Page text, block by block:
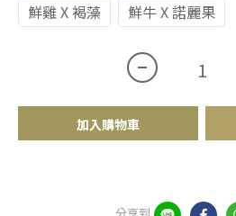
鮮雞 X 褐藻
鮮牛 X 諾麗果
加入購物車
分享到